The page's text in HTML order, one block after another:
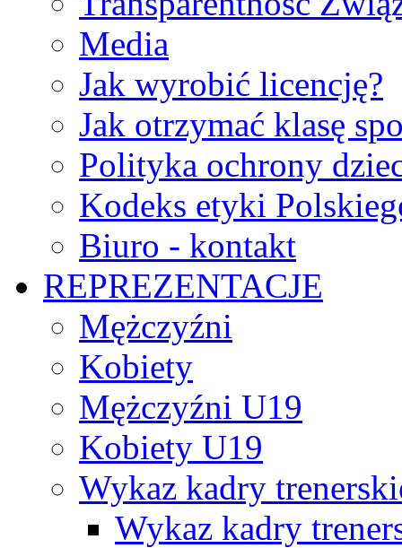
Media
Jak wyrobić licencję?
Jak otrzymać klasę
Polityka ochrony
Kodeks etyki
Biuro - kontakt
REPREZENTACJE
Mężczyźni
Kobiety
Mężczyźni U19
Kobiety U19
Wykaz kadry
Wykaz kadry